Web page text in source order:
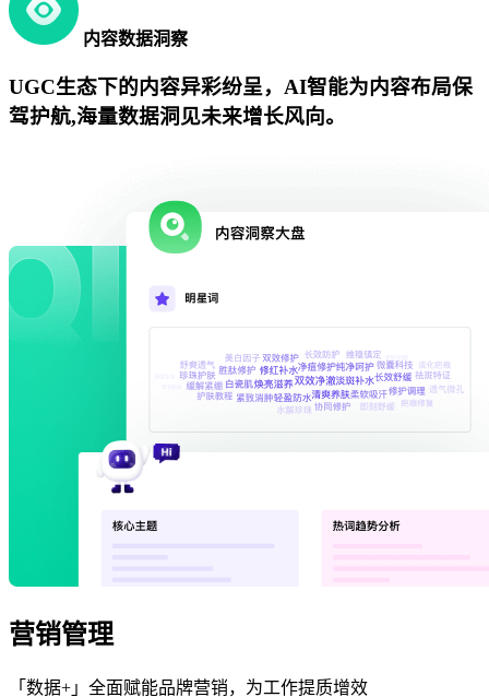
内容数据洞察
UGC生态下的内容异彩纷呈，AI智能为内容布局保
驾护航,海量数据洞见未来增长风向。
营销管理
「数据+」全面赋能品牌营销，为工作提质增效